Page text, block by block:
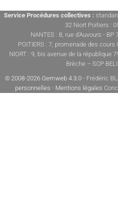
Service Procédures collectives :
32 Niort Poitiers :
NANTES : 8, rue d'Auvours - BP
POITIERS : 7, promenade des cours
NIORT : 9, bis avenue de la république
Brèche – SCP
© 2008-2026 Gemweb 4.3.0 - Frédéric
personnelles - Mentions légales